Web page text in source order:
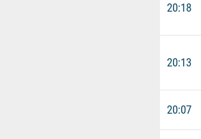
20:18
20:13
20:07